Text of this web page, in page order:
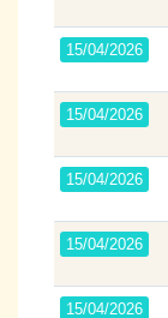
15/04/2026
15/04/2026
15/04/2026
15/04/2026
15/04/2026